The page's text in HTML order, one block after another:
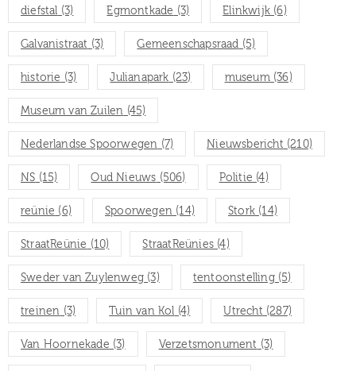
diefstal (3) Egmontkade (3) Elinkwijk (6)
Galvanistraat (3) Gemeenschapsraad (5)
historie (3) Julianapark (23) museum(36)
Museum van Zuilen (45)
Nederlandse Spoorwegen (7) Nieuwsbericht(210)
NS (15) Oud Nieuws (506) Politie (4)
reünie (6) Spoorwegen (14) Stork (14)
StraatReünie (10) StraatReünies (4)
Sweder van Zuylenweg (3) tentoonstelling(5)
treinen (3) Tuin van Kol (4) Utrecht(287)
Van Hoornekade (3) Verzetsmonument (3)